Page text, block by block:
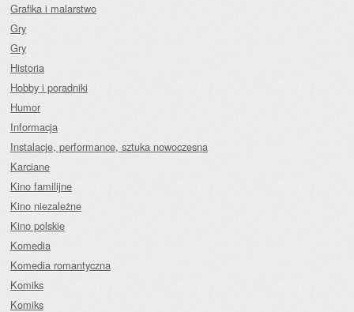
Grafika i malarstwo
Gry
Gry
Historia
Hobby i poradniki
Humor
Informacja
Instalacje, performance, sztuka nowoczesna
Karciane
Kino familijne
Kino niezależne
Kino polskie
Komedia
Komedia romantyczna
Komiks
Komiks